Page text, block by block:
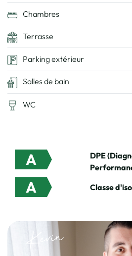
Chambres
Terrasse
Parking extérieur
Salles de bain
WC
A
DPE
A Classe